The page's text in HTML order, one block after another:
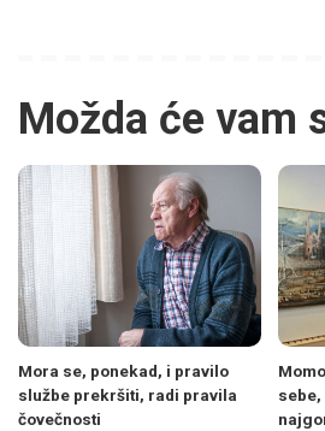
Možda će vam
Mora se, ponekad, i pravilo
službe prekršiti, radi pravila
čovečnosti
sebe,